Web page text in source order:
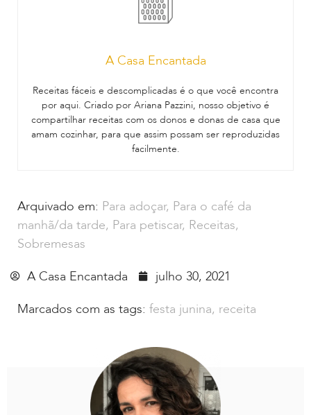
A Casa Encantada
Receitas fáceis e descomplicadas é o que você encontra
por aqui. Criado por Ariana Pazzini, nosso objetivo é
compartilhar receitas com os donos e donas de casa que
amam cozinhar, para que assim possam ser reproduzidas
facilmente.
Arquivado em: Para adoçar, Para o café da
manhã/da tarde, Para petiscar, Receitas,
Sobremesas
A Casa Encantada
julho 30, 2021
Marcados com as tags: festa junina, receita